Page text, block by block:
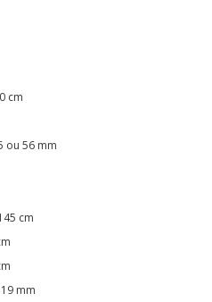
cm
ou 56 mm
cm
mm